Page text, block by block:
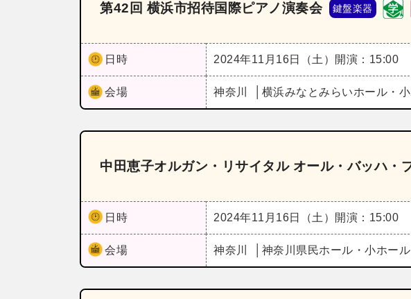
第42回 横浜市招待国際ピアノ演奏会 鍵盤楽器
日時 2024年11月16日（土） 開演：15:00
会場 神奈川 横浜みなとみらいホール・
中田恵子オルガン・リサイタル オール・バッハ・
日時 2024年11月16日（土） 開演：15:00
会場 神奈川 神奈川県民ホール・小ホール